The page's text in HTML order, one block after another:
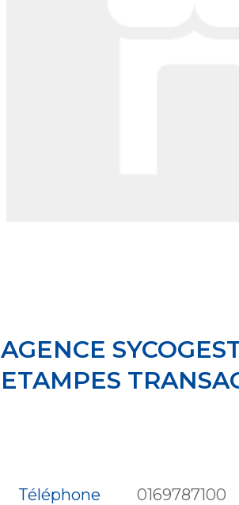
AGENCE
ETAMPES
Téléphone 0169787100